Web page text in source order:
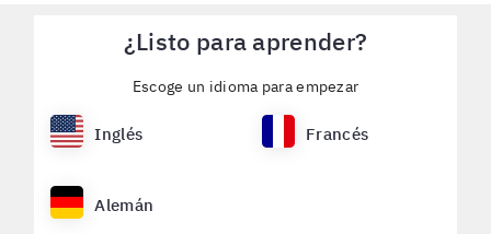
¿Listo para aprender?
Escoge un idioma para empezar
Inglés Francés
Alemán